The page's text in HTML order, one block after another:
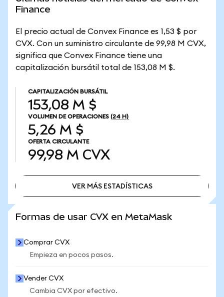
Finance
El precio actual de Convex Finance es 1,53 $ por
CVX. Con un suministro circulante de 99,98 M CVX,
significa que Convex Finance tiene una
capitalización bursátil total de 153,08 M $.
CAPITALIZACIÓN BURSÁTIL
153,08 M $
VOLUMEN DE OPERACIONES (24 H)
5,26 M $
OFERTA CIRCULANTE
99,98 M CVX
VER MÁS ESTADÍSTICAS
Formas de usar CVX en MetaMask
Comprar CVX
Empieza en pocos pasos.
Vender CVX
Cambia CVX por efectivo.